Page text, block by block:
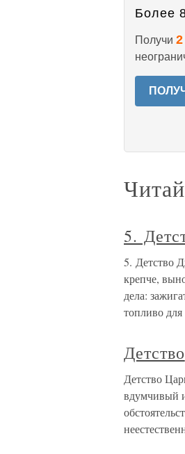
Более
Получи
5.
5. Детство
крепче,
дела:
топливо для
Детство
Детство
вдумчивый